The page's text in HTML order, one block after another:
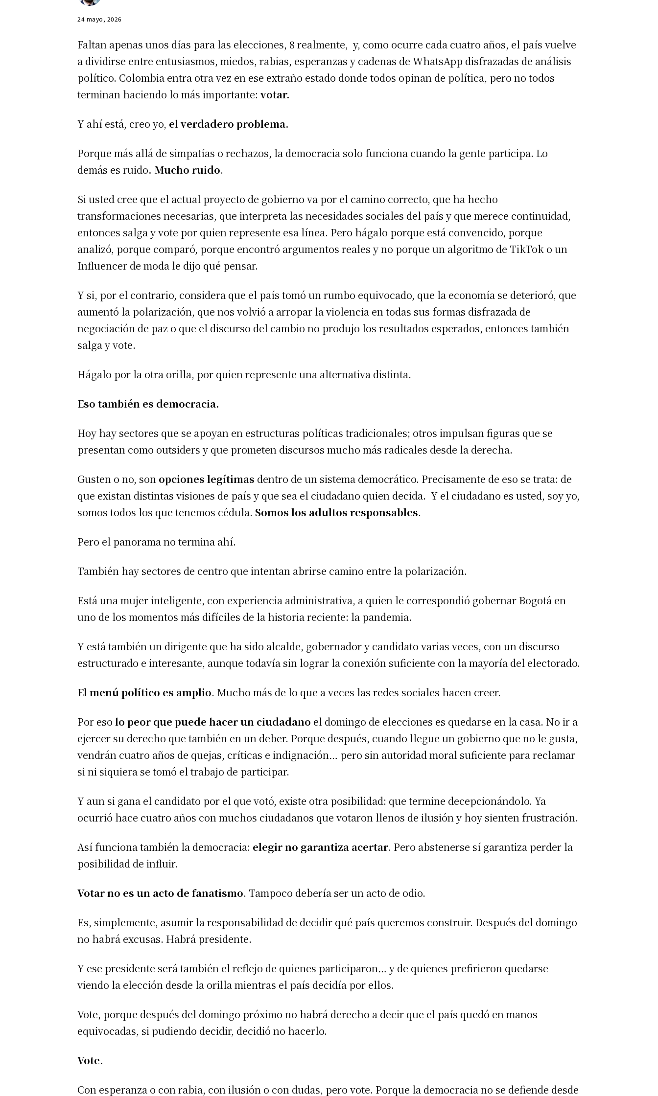
24 mayo, 2026
Faltan apenas unos días para las elecciones, 8 realmente, y, como ocurre cada cuatro años, el país vuelve
a dividirse entre entusiasmos, miedos, rabias, esperanzas y cadenas de WhatsApp disfrazadas de análisis
político. Colombia entra otra vez en ese extraño estado donde todos opinan de política, pero no todos
terminan haciendo lo más importante:votar.
Y ahí está, creo yo, el verdadero problema.
Porque más allá de simpatías o rechazos, la democracia solo funciona cuando la gente participa. Lo
demás es ruido. Mucho ruido.
Si usted cree que el actual proyecto de gobierno va por el camino correcto, que ha hecho
transformaciones necesarias, que interpreta las necesidades sociales del país y que merece continuidad,
entonces salga y vote por quien represente esa línea. Pero hágalo porque está convencido, porque
analizó, porque comparó, porque encontró argumentos reales y no porque un algoritmo de TikTok o un
Influencer de moda le dijo qué pensar.
Y si, por el contrario, considera que el país tomó un rumbo equivocado, que la economía se deterioró, que
aumentó la polarización, que nos volvió a arropar la violencia en todas sus formas disfrazada de
negociación de paz o que el discurso del cambio no produjo los resultados esperados, entonces también
salga y vote.
Hágalo por la otra orilla, por quien represente una alternativa distinta.
Eso también es democracia.
Hoy hay sectores que se apoyan en estructuras políticas tradicionales; otros impulsan figuras que se
presentan como outsiders y que prometen discursos mucho más radicales desde la derecha.
Gusten o no, son opciones legítimas dentro de un sistema democrático. Precisamente de eso se trata: de
que existan distintas visiones de país y que sea el ciudadano quien decida. Y el ciudadano es usted, soy yo,
somos todos los que tenemos cédula. Somos los adultos responsables.
Pero el panorama no termina ahí.
También hay sectores de centro que intentan abrirse camino entre la polarización.
Está una mujer inteligente, con experiencia administrativa, a quien le correspondió gobernar Bogotá en
uno de los momentos más difíciles de la historia reciente: la pandemia.
Y está también un dirigente que ha sido alcalde, gobernador y candidato varias veces, con un discurso
estructurado e interesante, aunque todavía sin lograr la conexión suficiente con la mayoría del electorado.
El menú político es amplio. Mucho más de lo que a veces las redes sociales hacen creer.
Por esolo peor que puede hacer un ciudadano el domingo de elecciones es quedarse en la casa. No ir a
ejercer su derecho que también en un deber. Porque después, cuando llegue un gobierno que no le gusta,
vendrán cuatro años de quejas, críticas e indignación… pero sin autoridad moral suficiente para reclamar
si ni siquiera se tomó el trabajo de participar.
Y aun si gana el candidato por el que votó, existe otra posibilidad: que termine decepcionándolo. Ya
ocurrió hace cuatro años con muchos ciudadanos que votaron llenos de ilusión y hoy sienten frustración.
Así funciona también la democracia: elegir no garantiza acertar. Pero abstenerse sí garantiza perder la
posibilidad de influir.
Votar no es un acto de fanatismo. Tampoco debería ser un acto de odio.
Es, simplemente, asumir la responsabilidad de decidir qué país queremos construir. Después del domingo
no habrá excusas. Habrá presidente.
Y ese presidente será también el reflejo de quienes participaron… y de quienes prefirieron quedarse
viendo la elección desde la orilla mientras el país decidía por ellos.
Vote, porque después del domingo próximo no habrá derecho a decir que el país quedó en manos
equivocadas, si pudiendo decidir, decidió no hacerlo.
Vote.
Con esperanza o con rabia, con ilusión o con dudas, pero vote. Porque la democracia no se defiende desde